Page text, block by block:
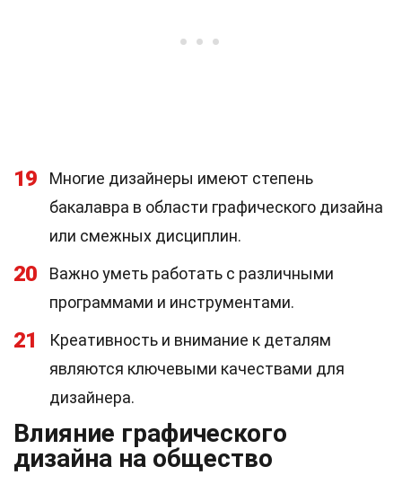
19
Многие дизайнеры имеют степень
бакалавра в области графического дизайна
или смежных дисциплин.
20
Важно уметь работать с различными
программами и инструментами.
21
Креативность и внимание к деталям
являются ключевыми качествами для
дизайнера.
Влияние графического
дизайна на общество